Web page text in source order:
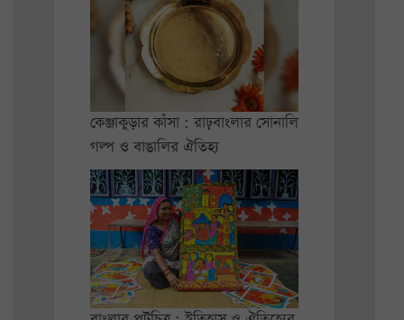
কেঞ্জাকুড়ার কাঁসা : রাঢ়বাংলার সোনালি
গল্প ও বাঙালির ঐতিহ্য